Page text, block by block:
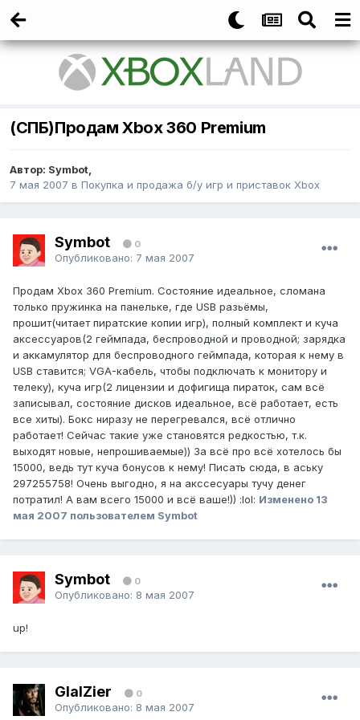
(СПБ)Продам Xbox 360 Premium
Автор: Symbot,
7 мая 2007 в Покупка и продажа б/у игр и приставок Xbox
Symbot 0
Опубликовано: 7 мая 2007
Продам Xbox 360 Premium. Состояние идеальное, сломана
только пружинка на панельке, где USB разьёмы,
прошит(читает пиратские копии игр), полный комплект и куча
аксессуаров(2 геймпада, беспроводной и проводной; зарядка
и аккамулятор для беспроводного геймпада, которая к нему в
USB ставится; VGA-кабель, чтобы подключать к монитору и
телеку), куча игр(2 лицензии и дофигища пираток, сам всё
записывал, состояние дисков идеальное, всё работает, есть
все хиты). Бокс ниразу не перегревался, всё отлично
работает! Сейчас такие уже становятся редкостью, т.к.
выходят новые, непрошиваемые)) За всё про всё хотелось бы
15000, ведь тут куча бонусов к нему! Писать сюда, в аську
297255758! Очень выгодно, я на акссесуары тучу денег
потратил! А вам всего 15000 и всё ваше!)) :lol: Изменено 13
мая 2007 пользователем Symbot
Symbot 0
Опубликовано: 8 мая 2007
up!
GlaIZier 0
Опубликовано: 8 мая 2007